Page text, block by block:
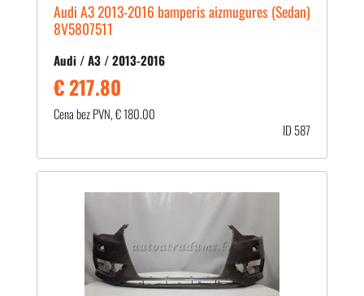
Audi A3 2013-2016 bamperis aizmugures (Sedan)
8V5807511
Audi / A3 / 2013-2016
€ 217.80
Cena bez PVN, € 180.00
ID 587